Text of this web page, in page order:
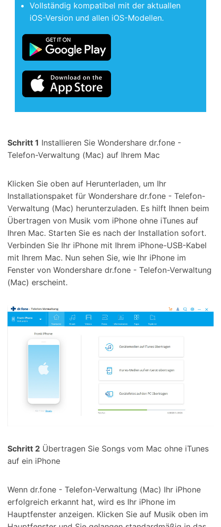
Vollständig kompatibel mit der aktuallen
iOS-Version und allen iOS-Modellen.
Schritt 1 Installieren Sie Wondershare dr.fone -
Telefon-Verwaltung (Mac) auf Ihrem Mac
Klicken Sie oben auf Herunterladen, um Ihr
Installationspaket für Wondershare dr.fone - Telefon-
Verwaltung (Mac) herunterzuladen. Es hilft Ihnen beim
Übertragen von Musik vom iPhone ohne iTunes auf
Ihren Mac. Starten Sie es nach der Installation sofort.
Verbinden Sie Ihr iPhone mit Ihrem iPhone-USB-Kabel
mit Ihrem Mac. Nun sehen Sie, wie Ihr iPhone im
Fenster von Wondershare dr.fone - Telefon-Verwaltung
(Mac) erscheint.
Schritt 2 Übertragen Sie Songs vom Mac ohne iTunes
auf ein iPhone
Wenn dr.fone - Telefon-Verwaltung (Mac) Ihr iPhone
erfolgreich erkannt hat, wird es Ihr iPhone im
Hauptfenster anzeigen. Klicken Sie auf Musik oben im